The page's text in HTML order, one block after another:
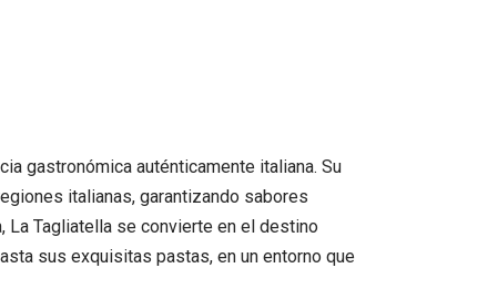
gastronómica auténticamente italiana. Su
italianas, garantizando sabores
La Tagliatella se convierte en el destino
sus exquisitas pastas, en un entorno que